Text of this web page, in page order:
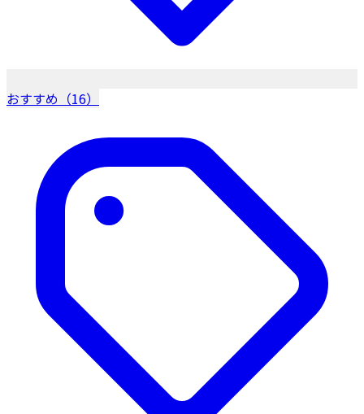
おすすめ（16）